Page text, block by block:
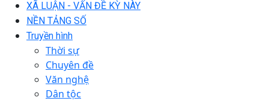
XÃ LUẬN - VẤN ĐỀ KỲ NÀY
NỀN TẢNG SỐ
Truyền hình
Thời sự
Chuyên đề
Văn nghệ
Dân tộc